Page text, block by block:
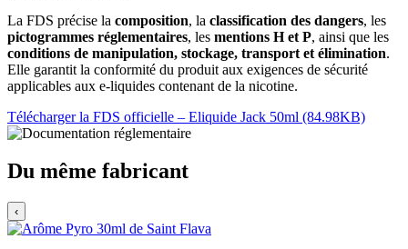
La FDS précise la composition, la classification des dangers, les
pictogrammes réglementaires, les mentions H et P, ainsi que les
conditions de manipulation, stockage, transport et élimination.
Elle garantit la conformité du produit aux exigences de sécurité
applicables aux e-liquides contenant de la nicotine.
Télécharger la FDS officielle – Eliquide Jack 50ml (84.98KB)
Du même fabricant
‹